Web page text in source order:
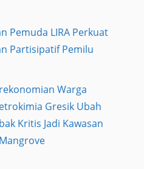
Pemuda LIRA Perkuat
Partisipatif Pemilu
Warga
Gresik Ubah
Kritis Jadi Kawasan